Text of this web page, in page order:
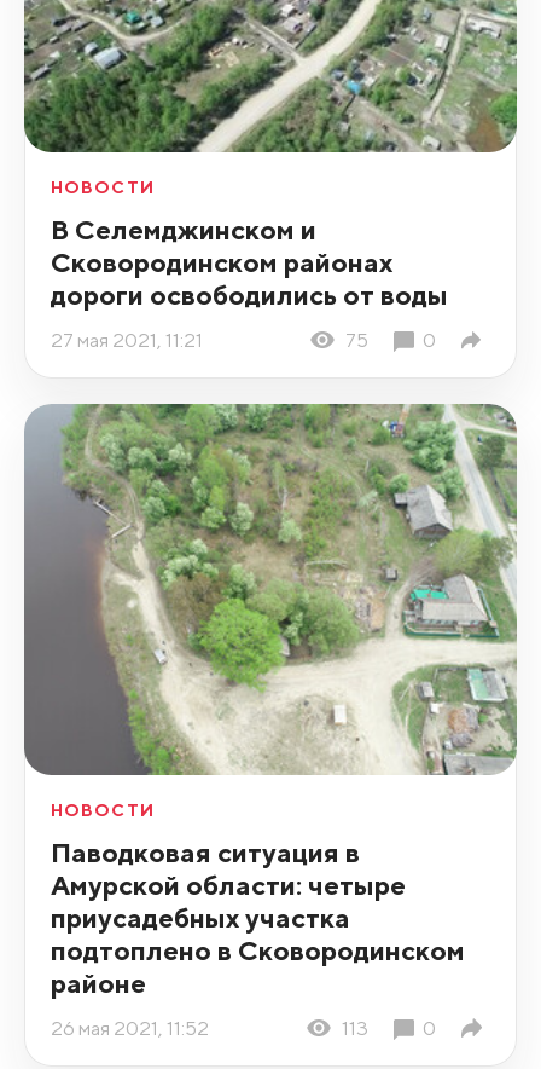
НОВОСТИ
В Селемджинском и
Сковородинском районах
дороги освободились от воды
27 мая 2021, 11:21 75 0
НОВОСТИ
Паводковая ситуация в
Амурской области: четыре
приусадебных участка
подтоплено в Сковородинском
районе
26 мая 2021, 11:52 113 0